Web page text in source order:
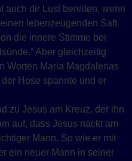
auch dir Lust bereiten, wenn
lebenzeugenden Saft
die innere Stimme bei
Aber gleichzeitig
Worten Maria Magdalenas
Hose spannte und er
zu Jesus am Kreuz, der ihn
auf, dass Jesus nackt am
Mann. So wie er mit
ein neuer Mann in seiner